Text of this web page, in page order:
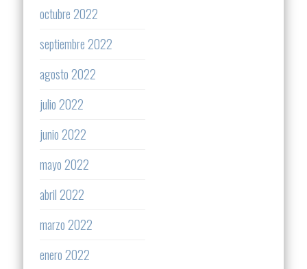
octubre 2022
septiembre 2022
agosto 2022
julio 2022
junio 2022
mayo 2022
abril 2022
marzo 2022
enero 2022